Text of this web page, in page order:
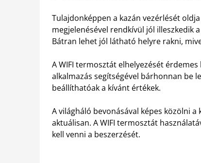
Tulajdonképpen a kazán vezérlését
megjelenésével rendkívül jól illeszkedik
Bátran lehet jól látható helyre rakni,
A WIFI termosztát elhelyezését
alkalmazás segítségével bárhonnan be
beállíthatóak a kívánt értékek.
A világháló bevonásával képes közölni
aktuálisan. A WIFI termosztát
kell venni a beszerzését.